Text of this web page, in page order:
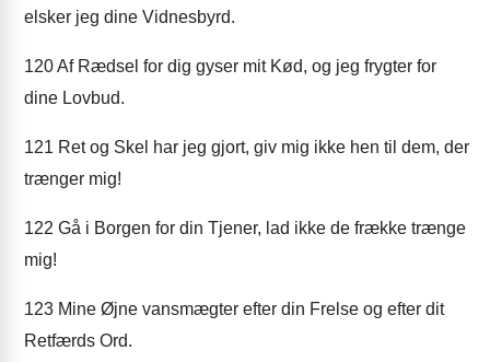
elsker jeg dine Vidnesbyrd.
120Af Rædsel for dig gyser mit Kød, og jeg frygter for
dine Lovbud.
121 Ret og Skel har jeg gjort, giv mig ikke hen til dem, der
trænger mig!
122 Gå i Borgen for din Tjener, lad ikke de frække trænge
mig!
123 Mine Øjne vansmægter efter din Frelse og efter dit
Retfærds Ord.